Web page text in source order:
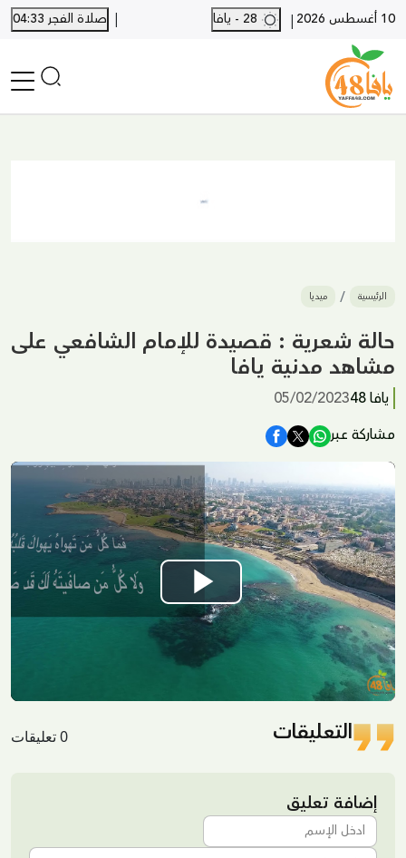
10 أغسطس 2026 |
| صلاة الفجر 04:33
بيع وشراء
وفيات
المزيد
الرئيسية ميديا
حالة شعرية : قصيدة للإمام الشافعي على
مشاهد مدنية يافا
يافا 48
05/02/2023
مشاركة عبر
Play
Video
التعليقات 0 تعليقات
إضافة تعليق